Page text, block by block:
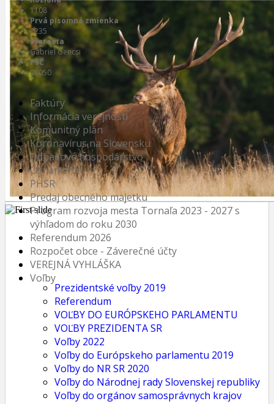
1108
Prvá písomná zmienka
1235
Starosta
Gabriel Gencsi
PSČ
98050
Faktúry
Informácia verejnosti
Komunitný plán
Koronavírus na Slovensku
Odpadové hospodárstvo
Oznámenie
PHSR
Predaj obecného majetku
Program rozvoja mesta Tornaľa 2023 - 2027 s
výhľadom do roku 2030
Referendum 2026
Rozpočet obce - Záverečné účty
VEREJNÁ VYHLÁŠKA
Voľby
Prezidentské voľby 2019
Referendum
VOĽBY DO EURÓPSKEHO PARLAMENTU
VOĽBY PREZIDENTA SR
Voľby 2022
Voľby do Európskeho parlamentu 2019
Voľby do NR SR 2020
Voľby do Národnej rady Slovenskej republiky
Voľby do orgánov samosprávnych krajov